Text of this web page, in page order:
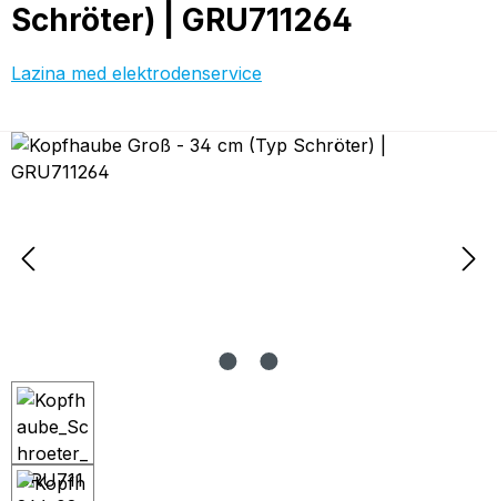
Schröter) | GRU711264
Lazina med elektrodenservice
Bildergalerie überspringen